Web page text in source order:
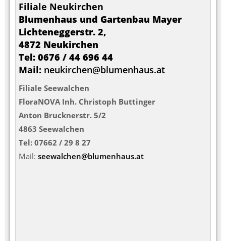
Filiale Neukirchen
Blumenhaus und Gartenbau Mayer
Lichteneggerstr. 2,
4872 Neukirchen
Tel: 0676 / 44 696 44
Mail: neukirchen@blumenhaus.at
Filiale Seewalchen
FloraNOVA Inh. Christoph Buttinger
Anton Brucknerstr. 5/2
4863 Seewalchen
Tel: 07662 / 29 8 27
Mail: seewalchen@blumenhaus.at